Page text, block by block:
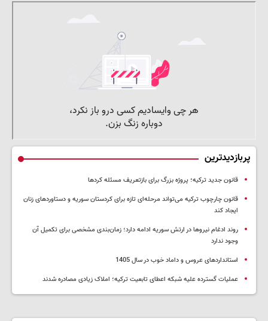
پربازدیدترین
قانون جدید ترکیه؛ پروژه بزرگ‌ برای بازتعریف مسئله کردها
قانون چارچوب ترکیه می‌تواند مرحله‌ای تازه برای کردستان سوریه و دستاوردهای زنان
ایجاد کند
روند ادغام نیروها در ارتش سوریه ادامه دارد؛ زمان‌بندی مشخصی برای تکمیل آن
وجود ندارد
استانداردهای عروس و داماد خوب در سال 1405
عملیات گسترده علیه شبکه اعطای تابعیت ترکیه؛ املاک زیادی مصادره شدند